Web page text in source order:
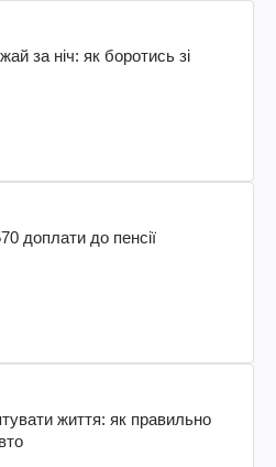
за ніч: як боротись зі
доплати до пенсії
життя: як правильно